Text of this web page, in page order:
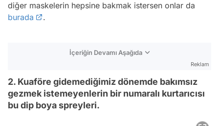
diğer maskelerin hepsine bakmak istersen onlar da
burada
.
İçeriğin Devamı Aşağıda
Reklam
2. Kuaföre gidemediğimiz dönemde bakımsız
gezmek istemeyenlerin bir numaralı kurtarıcısı
bu dip boya spreyleri.